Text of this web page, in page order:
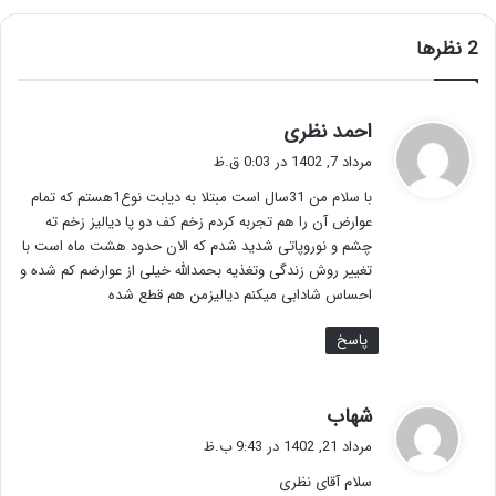
‫2 نظرها
احمد نظری
ت
:
مرداد 7, 1402 در 0:03 ق.ظ
با سلام من 31سال است مبتلا به دیابت نوع1هستم که تمام
عوارض آن را هم تجربه کردم زخم کف دو پا دیالیز زخم ته
چشم و نوروپاتی شدید شدم که الان حدود هشت ماه است با
تغییر روش زندگی وتغذیه بحمدالله خیلی از عوارضم کم شده و
احساس شادابی میکنم دیالیزمن هم قطع شده
پاسخ
شهاب
ف
:
مرداد 21, 1402 در 9:43 ب.ظ
سلام آقای نظری